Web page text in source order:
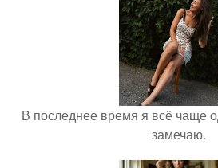
В последнее время я всё чаще
замечаю.